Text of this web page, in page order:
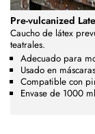
Pre-vulcanized
Caucho de látex
teatrales.
Adecuado para
Usado en
Compatible con
Envase de 1000 ml